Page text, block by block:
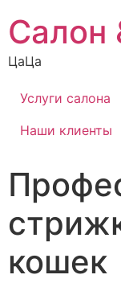
Салон
ЦаЦа
Услуги салона
Наши клиенты
кошек